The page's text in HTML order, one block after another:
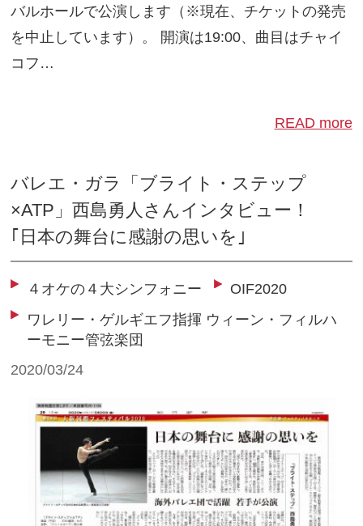
バルホールで公演します（※現在、チケットの発売
を中止しています）。 開演は19:00、曲目はチャイ
コフ…
READ more
バレエ・ガラ「ブライト・ステップ
×ATP」西島勇人さんインタビュー！
｢日本の舞台に感謝の思いを｣
４オケの４大シンフォニー
OIF2020
ワレリー・ゲルギエフ指揮 ウィーン・フィルハ
ーモニー管弦楽団
2020/03/24